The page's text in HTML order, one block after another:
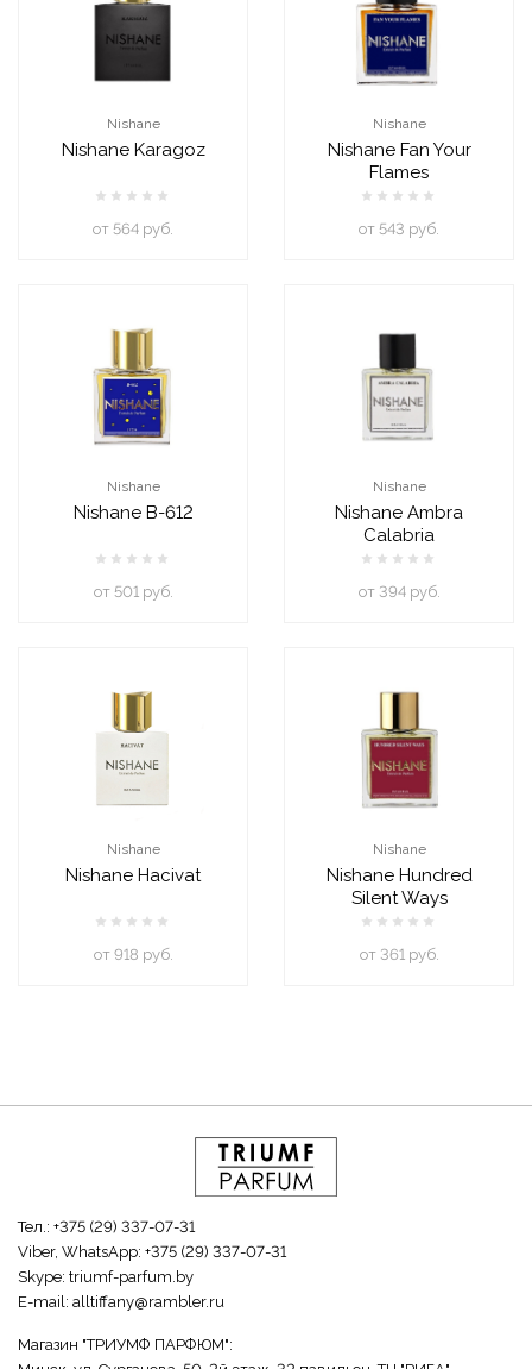
Nishane
Nishane Karagoz
oт 564 руб.
Nishane
Nishane Fan Your
Flames
oт 543 руб.
Nishane
Nishane B-612
oт 501 руб.
Nishane
Nishane Ambra
Calabria
oт 394 руб.
Nishane
Nishane Hacivat
oт 918 руб.
Nishane
Nishane Hundred
Silent Ways
oт 361 руб.
Тел.: +375 (29) 337-07-31
Viber, WhatsApp: +375 (29) 337-07-31
Skype: triumf-parfum.by
E-mail: alltiffany@rambler.ru
Магазин "ТРИУМФ ПАРФЮМ":